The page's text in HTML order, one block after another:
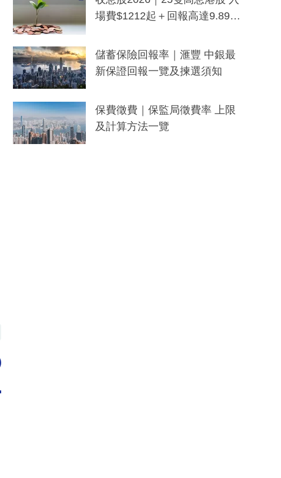
場費$1212起＋回報高達9.89
儲蓄保險回報率｜滙豐 中銀最
新保證回報一覽及揀選須知
保費徵費｜保監局徵費率 上限
及計算方法一覽